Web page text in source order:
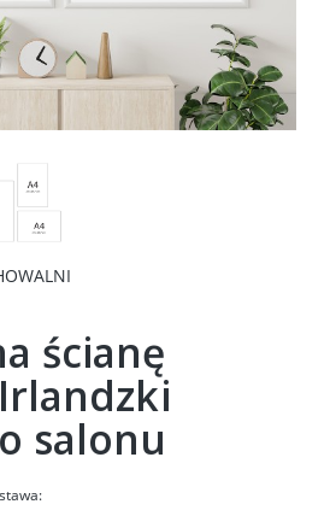
ścianę
salonu